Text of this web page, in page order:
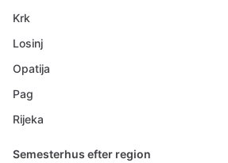
Krk
Losinj
Opatija
Pag
Rijeka
Semesterhus efter region